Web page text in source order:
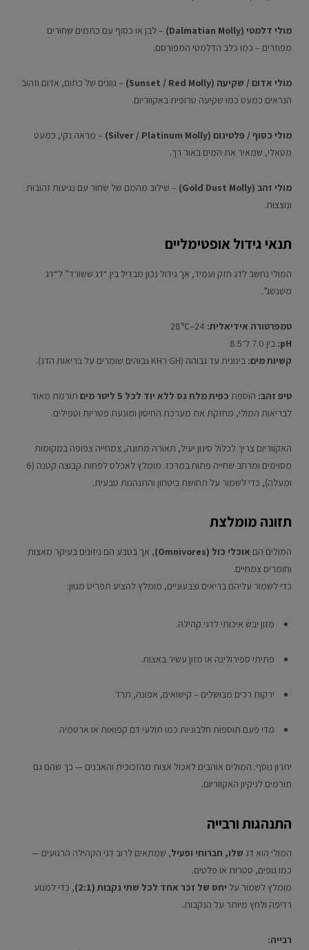
מולי דלמטי (Dalmatian Molly)
– לבן או כסוף עם כתמים שחורים
מפוזרים – כמו כלב הדלמטי המפורסם.
מולי אדום / שקיעה (Sunset / Red Molly)
– גוונים של כתום, אדום וזהוב
הנראים כמעט כמו שקיעה טרופית באקווריום.
מולי כסוף / פלטינום (Silver / Platinum Molly)
– מראה נקי, כמעט
מטאלי, שמאיר את המים באור רך.
מולי זהב (Gold Dust Molly)
– שילוב מהמם של שחור עם נגיעות זהובות
ונוצצות.
תנאי גידול אופטימליים
המולי נחשב לדג חזק ועמיד, אך גידול נכון מבדיל בין “דג ששורד” ל“דג
משגשג”.
טמפרטורה אידיאלית:
pH: בין 7.0 ל־8.5
קשיות מים: בינונית עד גבוהה (GH ו־KH גבוהים שומרים על בריאות הדג).
טיפ זהב: הוספת כפית מלח גס ללא יוד לכל 5 ליטר מים
תורמת מאוד
לבריאות המולי, מחזקת את מערכת החיסון ומונעת פטריות וטפילים.
האקווריום צריך לכלול סינון יעיל, תאורה מתונה, צמחייה צפופה במקומות
מסוימים ומרחב שחייה פתוח במרכז. מומלץ לאכלס לפחות קבוצה קטנה (6
ומעלה), כדי לשמור על תחושת ביטחון והתנהגות טבעית.
תזונה מומלצת
המולים הם אוכלי כול (Omnivores)
, אך בטבע הם ניזונים בעיקר מאצות
וחומרים צמחיים.
כדי לשמור עליהם בריאים וצבעוניים, מומלץ להציע תפריט מגוון:
מזון יבש איכותי לדגי קהילה.
פתיתי ספירולינה או מזון עשיר באצות.
ירקות רכים מבושלים – קישואים, אפונה, תרד.
מדי פעם תוספות חלבוניות כמו תולעי דם קפואות או ארטמיה.
יתרון נוסף: המולים אוהבים לאכול אצות מהזכוכית והאבנים — כך שהם גם
תורמים לניקיון האקווריום.
התנהגות ורבייה
המולי הוא דג שלו, חברותי ופעיל, שמתאים לרוב דגי הקהילה הרגועים —
כמו גופים, טטרות או פלטים.
מומלץ לשמור על יחס של זכר אחד לכל שתי נקבות (2:1)
, כדי למנוע
רדיפה ולחץ מיותר על הנקבות.
רבייה: